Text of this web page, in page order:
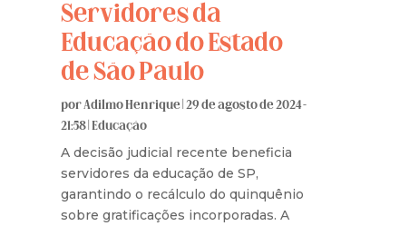
Servidores da
Educação do Estado
de São Paulo
porAdilmo Henrique |29 de agosto de 2024 -
21:58 |Educação
A decisão judicial recente beneficia
servidores da educação de SP,
garantindo o recálculo do quinquênio
sobre gratificações incorporadas. A